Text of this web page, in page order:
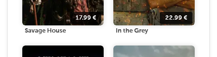
17.99 €
Savage House
22.99 €
In the Grey